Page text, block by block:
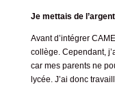
Je mettais de
Avant d’intégrer
collège. Cependant,
car mes parents ne
lycée. J’ai donc